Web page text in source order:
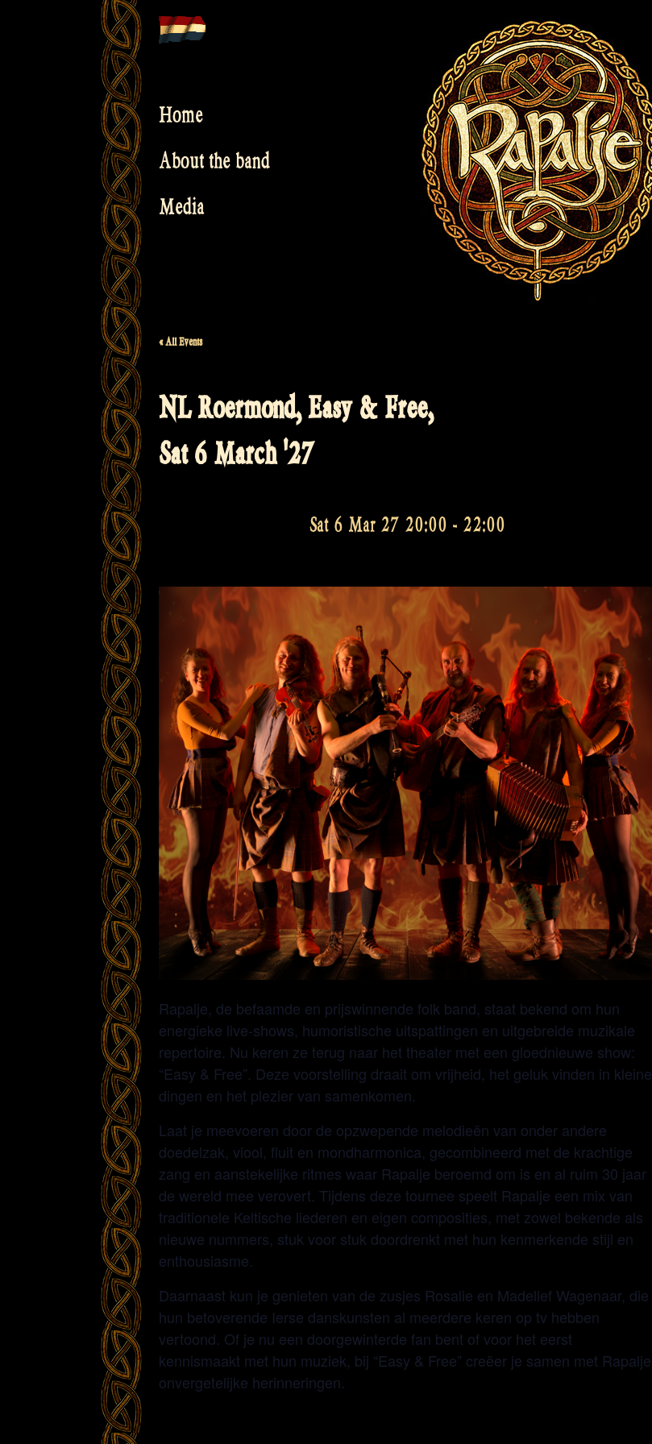
to
Home
About the band
Media
« All Events
NL Roermond, Easy & Free,
Sat 6 March '27
Sat 6 Mar 27 20:00 - 22:00
Rapalje, de befaamde en prijswinnende folk band, staat bekend om hun
energieke live-shows, humoristische uitspattingen en uitgebreide muzikale
repertoire. Nu keren ze terug naar het theater met een gloednieuwe show:
“Easy & Free”. Deze voorstelling draait om vrijheid, het geluk vinden in kleine
dingen en het plezier van samenkomen.
Laat je meevoeren door de opzwepende melodieën van onder andere
doedelzak, viool, fluit en mondharmonica, gecombineerd met de krachtige
zang en aanstekelijke ritmes waar Rapalje beroemd om is en al ruim 30 jaar
de wereld mee verovert. Tijdens deze tournee speelt Rapalje een mix van
traditionele Keltische liederen en eigen composities, met zowel bekende als
nieuwe nummers, stuk voor stuk doordrenkt met hun kenmerkende stijl en
enthousiasme.
Daarnaast kun je genieten van de zusjes Rosalie en Madelief Wagenaar, die
hun betoverende Ierse danskunsten al meerdere keren op tv hebben
vertoond. Of je nu een doorgewinterde fan bent of voor het eerst
kennismaakt met hun muziek, bij “Easy & Free” creëer je samen met Rapalje
onvergetelijke herinneringen.